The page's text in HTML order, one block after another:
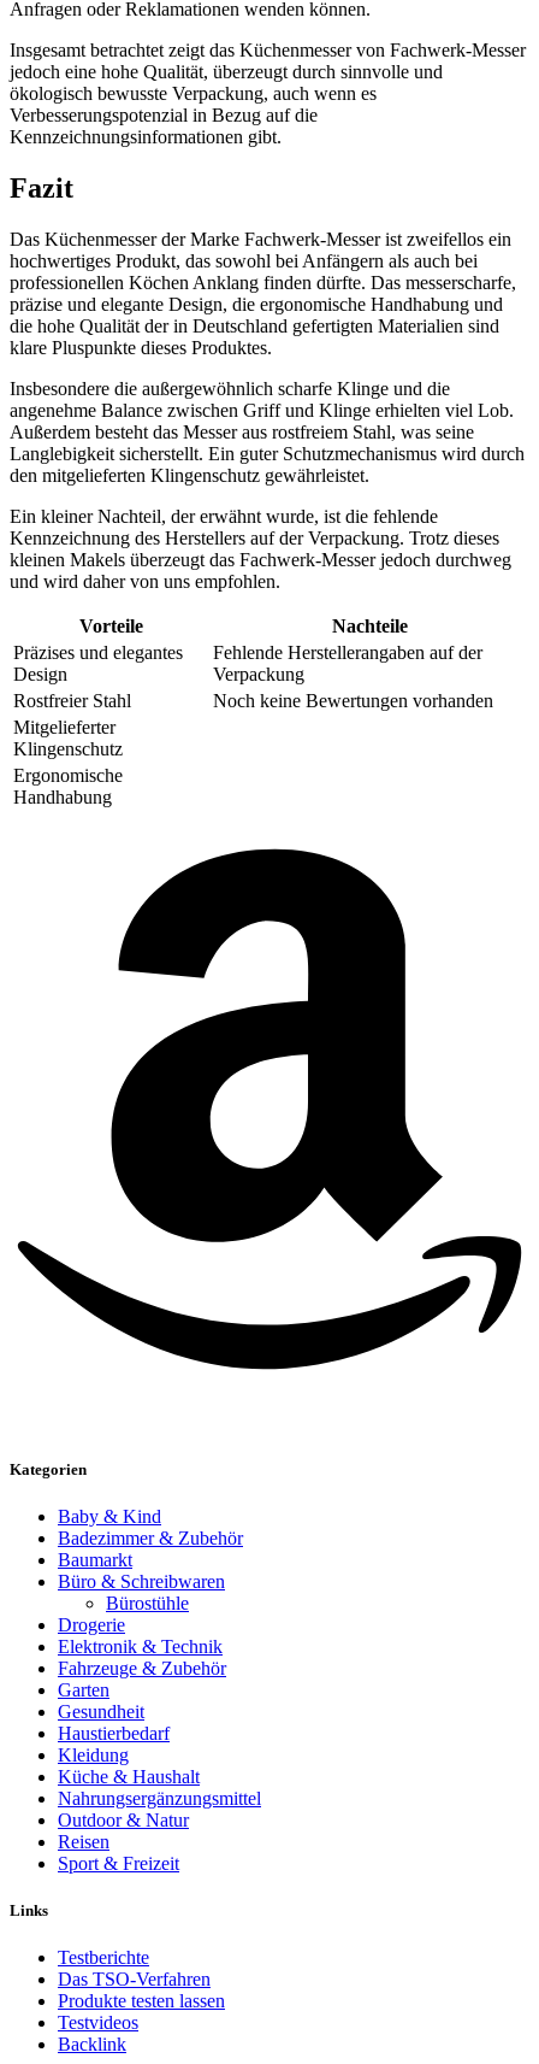
Anfragen oder Reklamationen wenden können.
Insgesamt betrachtet zeigt das Küchenmesser von Fachwerk-Messer
jedoch eine hohe Qualität, überzeugt durch sinnvolle und
ökologisch bewusste Verpackung, auch wenn es
Verbesserungspotenzial in Bezug auf die
Kennzeichnungsinformationen gibt.
Fazit
Das Küchenmesser der Marke Fachwerk-Messer ist zweifellos ein
hochwertiges Produkt, das sowohl bei Anfängern als auch bei
professionellen Köchen Anklang finden dürfte. Das messerscharfe,
präzise und elegante Design, die ergonomische Handhabung und
die hohe Qualität der in Deutschland gefertigten Materialien sind
klare Pluspunkte dieses Produktes.
Insbesondere die außergewöhnlich scharfe Klinge und die
angenehme Balance zwischen Griff und Klinge erhielten viel Lob.
Außerdem besteht das Messer aus rostfreiem Stahl, was seine
Langlebigkeit sicherstellt. Ein guter Schutzmechanismus wird durch
den mitgelieferten Klingenschutz gewährleistet.
Ein kleiner Nachteil, der erwähnt wurde, ist die fehlende
Kennzeichnung des Herstellers auf der Verpackung. Trotz dieses
kleinen Makels überzeugt das Fachwerk-Messer jedoch durchweg
und wird daher von uns empfohlen.
Vorteile
Nachteile
Präzises und elegantes
Design
Fehlende Herstellerangaben auf der
Verpackung
Rostfreier Stahl
Noch keine Bewertungen vorhanden
Mitgelieferter
Klingenschutz
Ergonomische
Handhabung
Kategorien
Baby & Kind
Badezimmer & Zubehör
Baumarkt
Büro & Schreibwaren
Bürostühle
Drogerie
Elektronik & Technik
Fahrzeuge & Zubehör
Garten
Gesundheit
Haustierbedarf
Kleidung
Küche & Haushalt
Nahrungsergänzungsmittel
Outdoor & Natur
Reisen
Sport & Freizeit
Links
Testberichte
Das TSO-Verfahren
Produkte testen lassen
Testvideos
Backlink